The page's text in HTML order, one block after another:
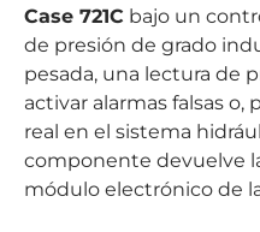
Case 721C bajo un
de presión de grado
pesada, una lectura de
activar alarmas falsas o,
real en el sistema
componente devuelve
módulo electrónico de